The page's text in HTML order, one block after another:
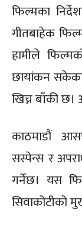
फिल्मका
गीतबाहेक
हामीले
छायांकन
खिच्न बाँकी
काठमाडौं
सस्पेन्स र
गर्नेछ। यस
सिवाकोटीको